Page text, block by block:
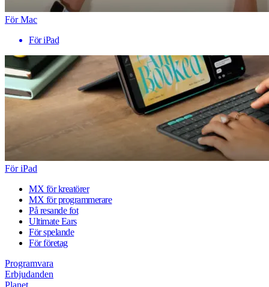
För Mac
För iPad
För iPad
MX för kreatörer
MX för programmerare
På resande fot
Ultimate Ears
För spelande
För företag
Programvara
Erbjudanden
Planet